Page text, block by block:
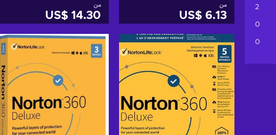
2
0
0
من
US$ 6.13
أضف إلى سلة التسوق
View offers
من
US$ 14.30
أضف إلى سلة التسوق
View offers